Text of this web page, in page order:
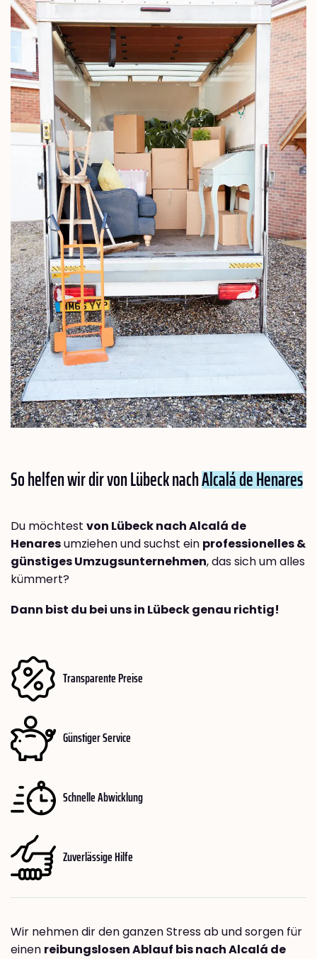
So helfen wir dir von Lübeck nachAlcalá de Henares
Du möchtest von Lübeck nach Alcalá de
Henaresumziehen und suchst ein professionelles &
günstiges Umzugsunternehmen, das sich um alles
kümmert?
Dann bist du bei uns in Lübeck genau richtig!
Transparente Preise
Günstiger Service
Schnelle Abwicklung
Zuverlässige Hilfe
Wir nehmen dir den ganzen Stress ab und sorgen für
einen reibungslosen Ablauf bis nach Alcalá de